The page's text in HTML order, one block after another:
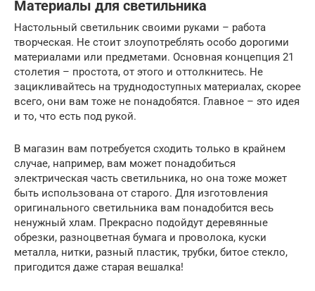
Материалы для светильника
Настольный светильник своими руками – работа
творческая. Не стоит злоупотреблять особо дорогими
материалами или предметами. Основная концепция 21
столетия – простота, от этого и оттолкнитесь. Не
зацикливайтесь на труднодоступных материалах, скорее
всего, они вам тоже не понадобятся. Главное – это идея
и то, что есть под рукой.
В магазин вам потребуется сходить только в крайнем
случае, например, вам может понадобиться
электрическая часть светильника, но она тоже может
быть использована от старого. Для изготовления
оригинального светильника вам понадобится весь
ненужный хлам. Прекрасно подойдут деревянные
обрезки, разноцветная бумага и проволока, куски
металла, нитки, разный пластик, трубки, битое стекло,
пригодится даже старая вешалка!